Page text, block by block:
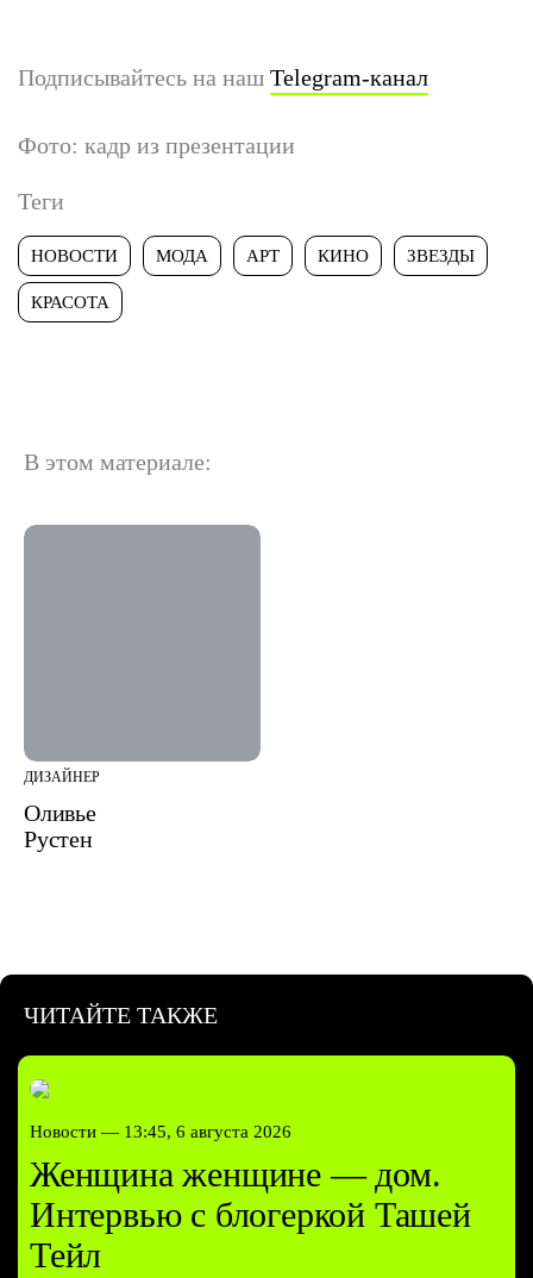
Подписывайтесь на наш Telegram-канал
Фото: кадр из презентации
Теги
НОВОСТИ МОДА АРТ КИНО ЗВЕЗДЫ
КРАСОТА
В этом материале:
ДИЗАЙНЕР
Оливье
Рустен
ЧИТАЙТЕ ТАКЖЕ
Новости — 13:45, 6 августа 2026
Женщина женщине — дом.
Интервью с блогеркой Ташей
Тейл